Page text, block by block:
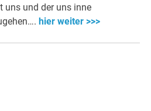
uns und der uns inne
hier weiter >>>